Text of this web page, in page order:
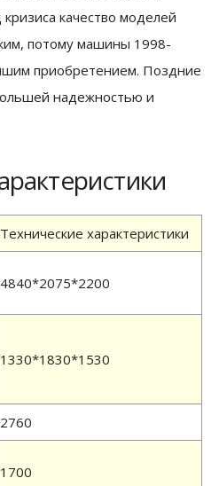
качество моделей
потому машины 1998-
приобретением. Поздние
надежностью и
Технические характеристики
4840*2075*2200
1330*1830*1530
2760
1700